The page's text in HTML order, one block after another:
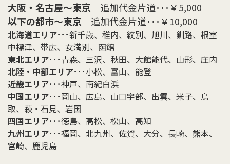
大阪・名古屋〜東京 追加代金片道･･･￥5,000
以下の都市〜東京 追加代金片道･･･￥10,000
北海道エリア･･･新千歳、稚内、紋別、旭川、釧路、根室
中標津、帯広、女満別、函館
東北エリア･･･青森、三沢、秋田、大館能代、山形、庄内
北陸・中部エリア･･･小松、富山、能登
近畿エリア･･･神戸、南紀白浜
中国エリア･･･岡山、広島、山口宇部、出雲、米子、鳥
取、萩・石見、岩国
四国エリア･･･徳島、高松、松山、高知
九州エリア･･･福岡、北九州、佐賀、大分、長崎、熊本、
宮崎、鹿児島